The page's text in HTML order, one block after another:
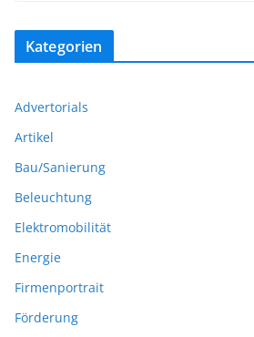
Kategorien
Advertorials
Artikel
Bau/Sanierung
Beleuchtung
Elektromobilität
Energie
Firmenportrait
Förderung